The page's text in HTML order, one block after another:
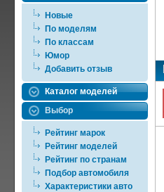
Новые
По моделям
По классам
Юмор
Добавить отзыв
Каталог моделей
Выбор
Рейтинг марок
Рейтинг моделей
Рейтинг по странам
Подбор автомобиля
Характеристики авто